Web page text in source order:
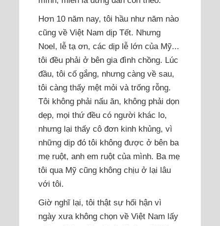
Hơn 10 năm nay, tôi hầu như năm nào
cũng về Việt Nam dịp Tết. Nhưng
Noel, lễ tạ ơn, các dịp lễ lớn của Mỹ...
tôi đều phải ở bên gia đình chồng. Lúc
đầu, tôi cố gắng, nhưng càng về sau,
tôi càng thấy mệt mỏi và trống rỗng.
Tôi không phải nấu ăn, không phải dọn
dẹp, mọi thứ đều có người khác lo,
nhưng lại thấy cô đơn kinh khủng, vì
những dịp đó tôi không được ở bên ba
mẹ ruột, anh em ruột của mình. Ba mẹ
tôi qua Mỹ cũng không chịu ở lại lâu
với tôi.
Giờ nghĩ lại, tôi thật sự hối hận vì
ngày xưa không chọn về Việt Nam lấy